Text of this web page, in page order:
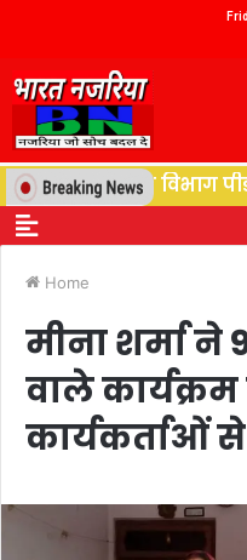
विद्युत विभाग
Home
मीना शर्मा ने
वाले
कार्यकर्ताओं